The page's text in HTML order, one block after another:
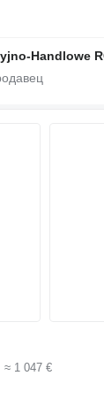
≈ 1 047 €